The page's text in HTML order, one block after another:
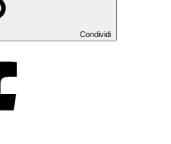
Condividi